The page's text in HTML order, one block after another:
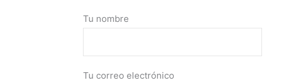
Tu nombre
Tu correo electrónico